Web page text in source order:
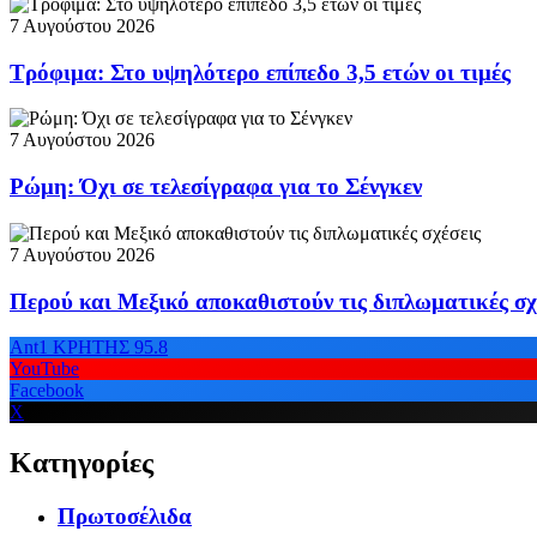
7 Αυγούστου 2026
Τρόφιμα: Στο υψηλότερο επίπεδο 3,5 ετών οι τιμές
7 Αυγούστου 2026
Ρώμη: Όχι σε τελεσίγραφα για το Σένγκεν
7 Αυγούστου 2026
Περού και Μεξικό αποκαθιστούν τις διπλωματικές
Ant1 ΚΡΗΤΗΣ 95.8
YouTube
Facebook
X
Κατηγορίες
Πρωτοσέλιδα